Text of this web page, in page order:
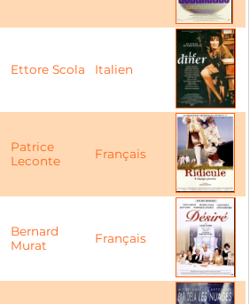
Ettore Scola Italien
Patrice
Leconte
Français
Bernard
Murat
Français